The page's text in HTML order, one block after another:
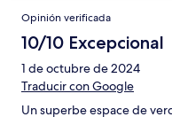
Opinión verificada
10/10 Excepcional
1 de octubre de 2024
Traducir con Google
Un superbe espace de